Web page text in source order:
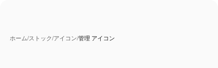
ホーム/ストック/アイコン/管理 アイコン